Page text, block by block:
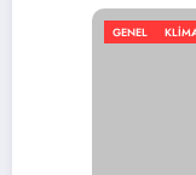
KLIMA